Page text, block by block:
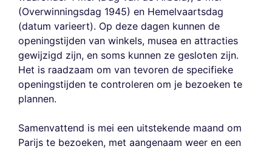
(Overwinningsdag 1945) en Hemelvaartsdag
(datum varieert). Op deze dagen kunnen de
openingstijden van winkels, musea en attracties
gewijzigd zijn, en soms kunnen ze gesloten zijn.
Het is raadzaam om van tevoren de specifieke
openingstijden te controleren om je bezoeken te
plannen.
Samenvattend is mei een uitstekende maand om
Parijs te bezoeken, met aangenaam weer en een